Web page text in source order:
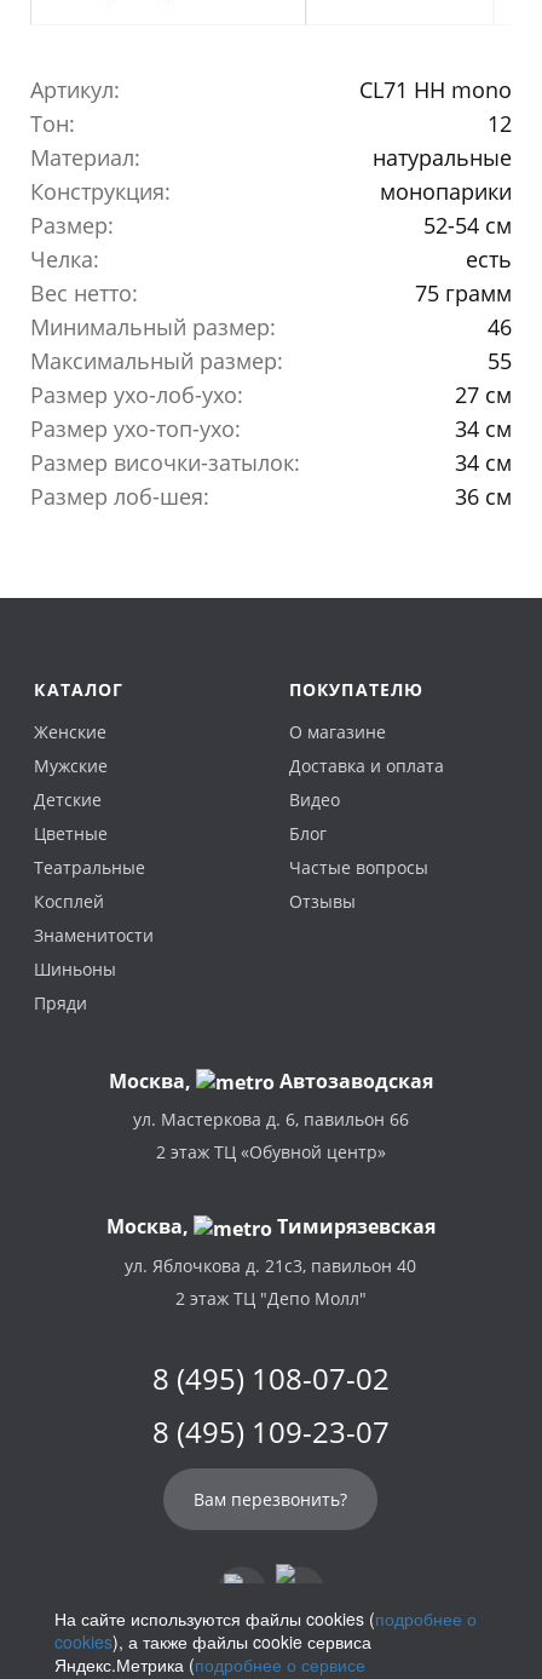
Артикул:
CL71 HH mono
Тон:
12
Материал:
натуральные
Конструкция:
монопарики
Размер:
52-54 см
Челка:
есть
Вес нетто:
75 грамм
Минимальный размер:
46
Максимальный размер:
55
Размер ухо-лоб-ухо:
27 см
Размер ухо-топ-ухо:
34 см
Размер височки-затылок:
34 см
Размер лоб-шея:
36 см
КАТАЛОГ
Женские
Мужские
Детские
Цветные
Театральные
Косплей
Знаменитости
Шиньоны
Пряди
ПОКУПАТЕЛЮ
О магазине
Доставка и оплата
Видео
Блог
Частые вопросы
Отзывы
Москва, Автозаводская
ул. Мастеркова д. 6, павильон 66
2 этаж ТЦ «Обувной центр»
Москва, Тимирязевская
ул. Яблочкова д. 21с3, павильон 40
2 этаж ТЦ "Депо Молл"
8 (495) 108-07-02
8 (495) 109-23-07
Вам перезвонить?
info@parikof.ru
На сайте используются файлы cookies (подробнее о
cookies), а также файлы cookie сервиса
Яндекс.Метрика (подробнее о сервисе